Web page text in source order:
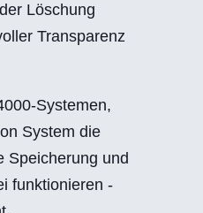
Löschung
Transparenz
Systemen,
System die
Speicherung und
funktionieren -